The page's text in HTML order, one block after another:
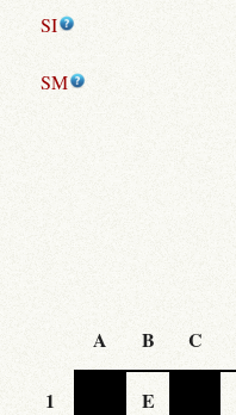
SI
SM
A B C
1 E